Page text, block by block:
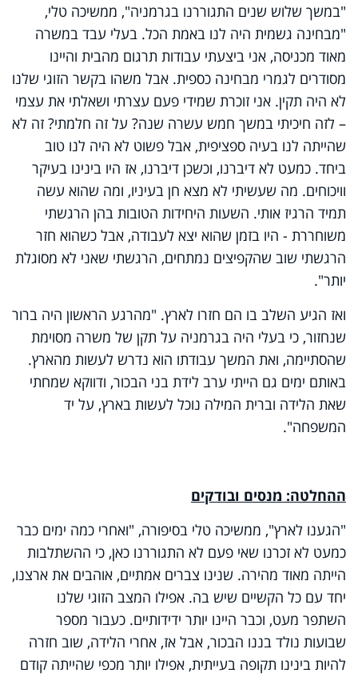
"במשך שלוש שנים התגוררנו בגרמניה", ממשיכה טלי,
"מבחינה גשמית היה לנו באמת הכל. בעלי עבד במשרה
מאוד מכניסה, אני ביצעתי עבודות תרגום מהבית והיינו
מסודרים לגמרי מבחינה כספית. אבל משהו בקשר הזוגי שלנו
לא היה תקין. אני זוכרת שמידי פעם עצרתי ושאלתי את עצמי
– לזה חיכיתי במשך חמש עשרה שנה? על זה חלמתי? זה לא
שהייתה לנו בעיה ספציפית, אבל פשוט לא היה לנו טוב
ביחד. כמעט לא דיברנו, וכשכן דיברנו, אז היו בינינו בעיקר
וויכוחים. מה שעשיתי לא מצא חן בעיניו, ומה שהוא עשה
תמיד הרגיז אותי. השעות היחידות הטובות בהן הרגשתי
משוחררת - היו בזמן שהוא יצא לעבודה, אבל כשהוא חזר
הרגשתי שוב שהקפיצים נמתחים, הרגשתי שאני לא מסוגלת
יותר".
ואז הגיע השלב בו הם חזרו לארץ. "מהרגע הראשון היה ברור
שנחזור, כי בעלי היה בגרמניה על תקן של משרה מסוימת
שהסתיימה, ואת המשך עבודתו הוא נדרש לעשות מהארץ.
באותם ימים גם הייתי ערב לידת בני הבכור, ודווקא שמחתי
שאת הלידה וברית המילה נוכל לעשות בארץ, על יד
המשפחה".
ההחלטה: מנסים ובודקים
"הגענו לארץ", ממשיכה טלי בסיפורה, "ואחרי כמה ימים כבר
כמעט לא זכרנו שאי פעם לא התגוררנו כאן, כי ההשתלבות
הייתה מאוד מהירה. שנינו צברים אמתיים, אוהבים את ארצנו,
יחד עם כל הקשיים שיש בה. אפילו המצב הזוגי שלנו
השתפר מעט, וכבר היינו יותר ידידותיים. כעבור מספר
שבועות נולד בננו הבכור, אבל אז, אחרי הלידה, שוב חזרה
להיות בינינו תקופה בעייתית, אפילו יותר מכפי שהייתה קודם